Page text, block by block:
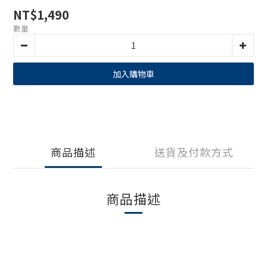
NT$1,490
數量
加入購物車
商品描述 送貨及付款方式
商品描述